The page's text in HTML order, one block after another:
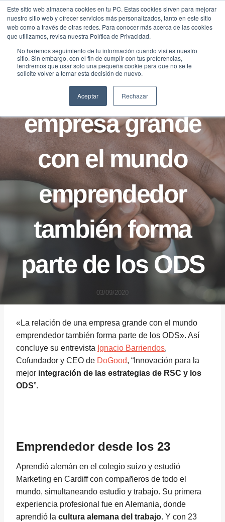
Este sitio web almacena cookies en tu PC. Estas cookies sirven para mejorar
nuestro sitio web y ofrecer servicios más personalizados, tanto en este sitio
web como a través de otras redes. Para conocer más acerca de las cookies
que utilizamos, revisa nuestra Política de Privacidad.
No haremos seguimiento de tu información cuando visites nuestro
sitio. Sin embargo, con el fin de cumplir con tus preferencias,
tendremos que usar solo una pequeña cookie para que no se te
solicite volver a tomar esta decisión de nuevo.
Aceptar Rechazar
Saltar
contenido
BLOG
La relación de una
empresa grande
con el mundo
emprendedor
también forma
parte de los ODS
03/09/2020
«La relación de una empresa grande con el mundo
emprendedor también forma parte de los ODS». Así
concluye su entrevista Ignacio Barriendos,
Cofundador y CEO de DoGood, “Innovación para la
mejor integración de las estrategias de RSC y los
ODS”.
Emprendedor desde los 23
Aprendió alemán en el colegio suizo y estudió
Marketing en Cardiff con compañeros de todo el
mundo, simultaneando estudio y trabajo. Su primera
experiencia profesional fue en Alemania, donde
aprendió la cultura alemana del trabajo. Y con 23
Traducir »